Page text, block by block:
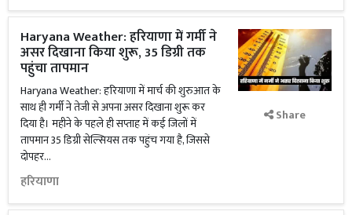
Haryana Weather: हरियाणा में गर्मी ने
असर दिखाना किया शुरू, 35 डिग्री तक
पहुंचा तापमान
Haryana Weather: हरियाणा में मार्च की शुरुआत के
साथ ही गर्मी ने तेजी से अपना असर दिखाना शुरू कर
दिया है। महीने के पहले ही सप्ताह में कई जिलों में
तापमान 35 डिग्री सेल्सियस तक पहुंच गया है, जिससे
दोपहर...
हरियाणा
Share